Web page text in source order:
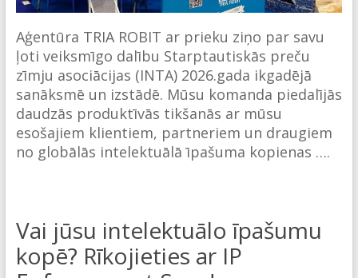
Aģentūra TRIA ROBIT ar prieku ziņo par savu
ļoti veiksmīgo dalību Starptautiskās preču
zīmju asociācijas (INTA) 2026.gada ikgadējā
sanāksmē un izstādē. Mūsu komanda piedalījās
daudzās produktīvās tikšanās ar mūsu
esošajiem klientiem, partneriem un draugiem
no globālās intelektuālā īpašuma kopienas ….
Vai jūsu intelektuālo īpašumu
kopē? Rīkojieties ar IP